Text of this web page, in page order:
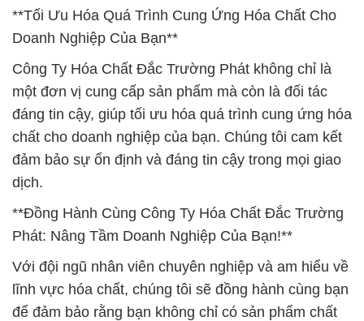
**Tối Ưu Hóa Quá Trình Cung Ứng Hóa Chất Cho
Doanh Nghiệp Của Bạn**
Công Ty Hóa Chất Đắc Trường Phát không chỉ là
một đơn vị cung cấp sản phẩm mà còn là đối tác
đáng tin cậy, giúp tối ưu hóa quá trình cung ứng hóa
chất cho doanh nghiệp của bạn. Chúng tôi cam kết
đảm bảo sự ổn định và đáng tin cậy trong mọi giao
dịch.
**Đồng Hành Cùng Công Ty Hóa Chất Đắc Trường
Phát: Nâng Tầm Doanh Nghiệp Của Bạn!**
Với đội ngũ nhân viên chuyên nghiệp và am hiểu về
lĩnh vực hóa chất, chúng tôi sẽ đồng hành cùng bạn
để đảm bảo rằng bạn không chỉ có sản phẩm chất